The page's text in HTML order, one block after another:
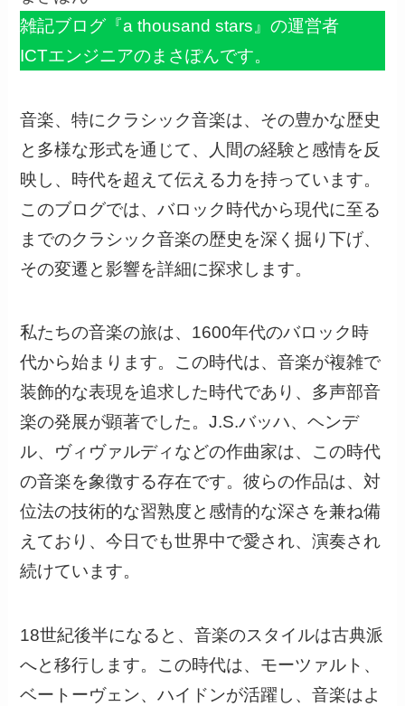
雑記ブログ『a thousand stars』の運営者
ICTエンジニアのまさぽんです。
音楽、特にクラシック音楽は、その豊かな歴史
と多様な形式を通じて、人間の経験と感情を反
映し、時代を超えて伝える力を持っています。
このブログでは、バロック時代から現代に至る
までのクラシック音楽の歴史を深く掘り下げ、
その変遷と影響を詳細に探求します。
私たちの音楽の旅は、1600年代のバロック時
代から始まります。この時代は、音楽が複雑で
装飾的な表現を追求した時代であり、多声部音
楽の発展が顕著でした。J.S.バッハ、ヘンデ
ル、ヴィヴァルディなどの作曲家は、この時代
の音楽を象徴する存在です。彼らの作品は、対
位法の技術的な習熟度と感情的な深さを兼ね備
えており、今日でも世界中で愛され、演奏され
続けています。
18世紀後半になると、音楽のスタイルは古典派
へと移行します。この時代は、モーツァルト、
ベートーヴェン、ハイドンが活躍し、音楽はよ